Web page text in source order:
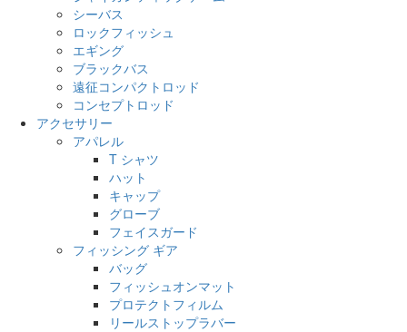
シーバス
ロックフィッシュ
エギング
ブラックバス
遠征コンパクトロッド
コンセプトロッド
アクセサリー
アパレル
T シャツ
ハット
キャップ
グローブ
フェイスガード
フィッシング ギア
バッグ
フィッシュオンマット
プロテクトフィルム
リールストップラバー